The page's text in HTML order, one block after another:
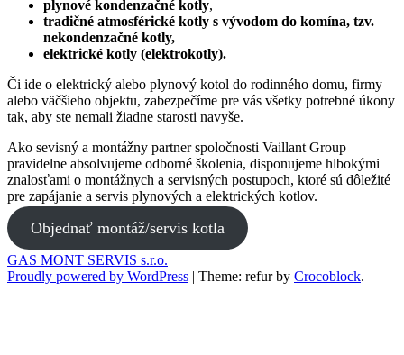
plynové kondenzačné kotly,
tradičné atmosférické kotly s vývodom do komína, tzv.
nekondenzačné kotly,
elektrické kotly (elektrokotly).
Či ide o elektrický alebo plynový kotol do rodinného domu, firmy
alebo väčšieho objektu, zabezpečíme pre vás všetky potrebné úkony
tak, aby ste nemali žiadne starosti navyše.
Ako sevisný a montážny partner spoločnosti Vaillant Group
pravidelne absolvujeme odborné školenia, disponujeme hlbokými
znalosťami o montážnych a servisných postupoch, ktoré sú dôležité
pre zapájanie a servis plynových a elektrických kotlov.
Objednať montáž/servis kotla
GAS MONT SERVIS s.r.o.
Proudly powered by WordPress | Theme: refur by Crocoblock.